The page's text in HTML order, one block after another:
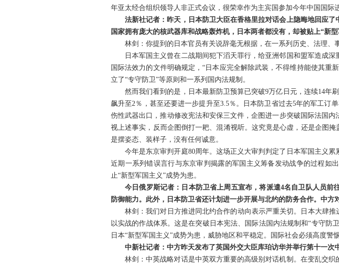
年亚太经合组织领导人非正式会议，很荣幸作为主宾国参加今年中国国际
法新社记者：昨天，日本防卫大臣在香格里拉对话会上隐晦地回应
国家拥有庞大的核武器库和战略轰炸机，日本两者都没有，却被贴上“新
林剑：你提到的日本官员有关说辞毫无根据，在一系列历史、法理、
日本军国主义曾在二战期间犯下滔天罪行，给亚洲邻国和盟军造成
国际法效力的文件明确规定，“日本应完全解除武装，不得维持能使其
立了“专守防卫”等原则和一系列国内法规制。
然而我们看到的是，日本最新防卫预算已突破9万亿日元，连续14年
飙升至2％，甚至还要进一步提升至3.5％。日本防卫省过去5年的军工订
伤性武器出口，推动修改宪法和安保三文件，企图进一步突破国际法国
视上述事实，反而企图倒打一耙、混淆视听。这究竟是心虚，还是企图
是摆姿态、装样子，没有任何诚意。
今年是东京审判开庭80周年。这场正义大审判判定了日本军国主义
近期一系列错误言行与东京审判揭露的军国主义筹备发动战争的过程如
止“新型军国主义”成势为患。
今日俄罗斯记者：日本防卫省上周五宣布，将派遣4名自卫队人员
防御能力。此外，日本防卫省还计划进一步开展与北约的防务合作。中
林剑：我们对日方推进同北约合作的动向表示严重关切。日本大肆
以实战的作战体系。这是在突破日本宪法、国际法国内法规制和“专守防
日本“新型军国主义”成势为患，威胁地区和平稳定。国际社会必须高度警
中新社记者：中方昨天发布了英国外交大臣库珀访华并举行第十一
林剑：中英战略对话是中英双方重要的高级别对话机制。在变乱交